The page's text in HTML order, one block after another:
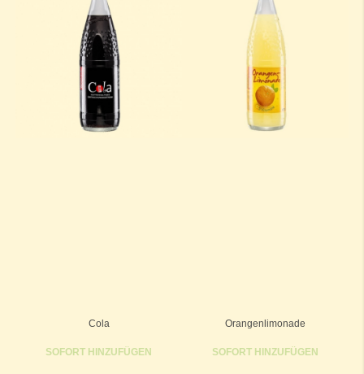
Cola
SOFORT HINZUFÜGEN
Orangenlimonade
SOFORT HINZUFÜGEN